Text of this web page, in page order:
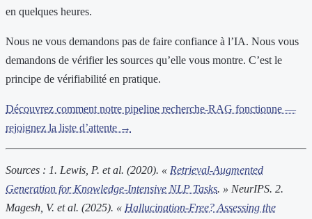
en quelques heures.
Nous ne vous demandons pas de faire confiance à l’IA. Nous vous
demandons de vérifier les sources qu’elle vous montre. C’est le
principe de vérifiabilité en pratique.
Découvrez comment notre pipeline recherche-RAG fonctionne —
rejoignez la liste d’attente →
Sources : 1. Lewis, P. et al. (2020). « Retrieval-Augmented
Generation for Knowledge-Intensive NLP Tasks. » NeurIPS. 2.
Magesh, V. et al. (2025). « Hallucination-Free? Assessing the